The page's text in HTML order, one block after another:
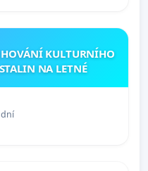
KULTURNÍHO
NA LETNÉ